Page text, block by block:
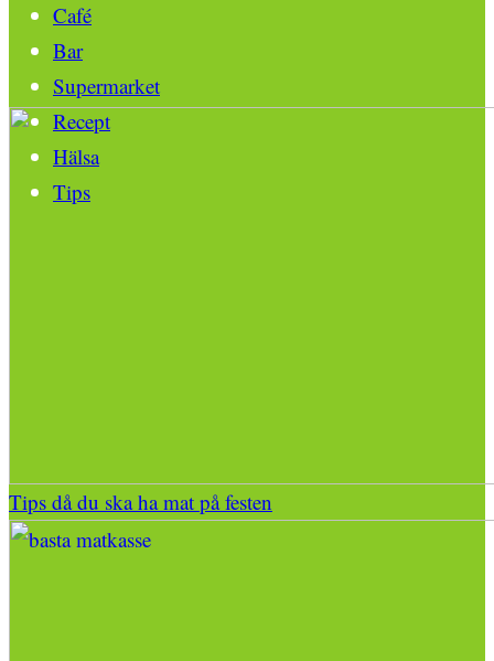
Café
Bar
Supermarket
Recept
Hälsa
Tips
Tips då du ska ha mat på festen